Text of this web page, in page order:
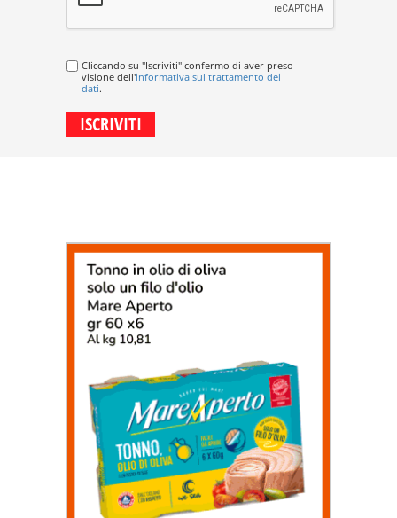
Cliccando su "Iscriviti" confermo di aver preso
visione dell'informativa sul trattamento dei
dati.